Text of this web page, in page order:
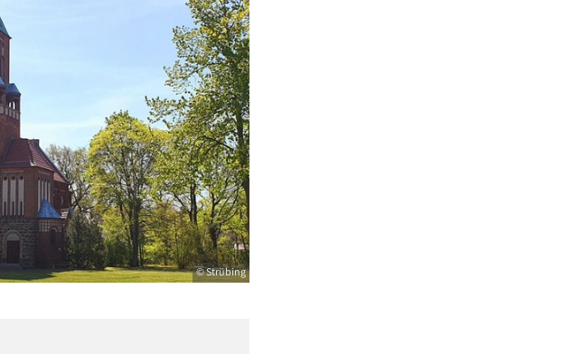
© Strübing